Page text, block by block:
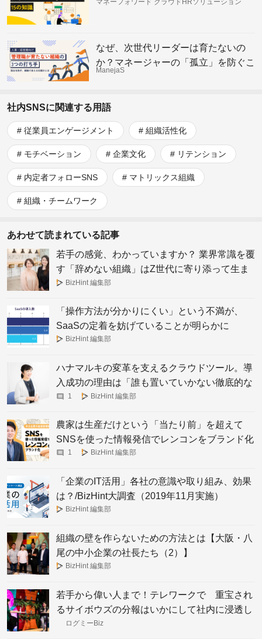
マネーフォワード クラウドHRソリューション
なぜ、次世代リーダーは育たないの
か？マネージャーの「孤立」を防ぐこ
れからの組織の仕組み
ManejaS
社内SNSに関連する用語
従業員エンゲージメント 組織活性化
モチベーション 企業文化 リテンション
内定者フォローSNS マトリックス組織
組織・チームワーク
あわせて読まれている記事
若手の感覚、わかっていますか？ 業界常識を覆
す「辞めない組織」はZ世代に寄り添って生ま
れた。
BizHint 編集部
「操作方法が分かりにくい」という不満が、
SaaSの定着を妨げていることが明らかに
BizHint 編集部
ハナマルキの変革を支えるクラウドツール。導
入成功の理由は「誰も置いていかない徹底的な
サポート力」
1 BizHint 編集部
農家は生産だけという「当たり前」を超えて
SNSを使った情報発信でレンコンをブランド化
1 BizHint 編集部
「企業のIT活用」各社の意識や取り組み、効果
は？/BizHint大調査（2019年11月実施）
BizHint 編集部
組織の壁を作らないための方法とは【大阪・八
尾の中小企業の社長たち（2）】
BizHint 編集部
若手から偉い人まで！テレワークで 重宝され
るサイボウズの分報はいかにして社内に浸透し
たのか?
ログミーBiz